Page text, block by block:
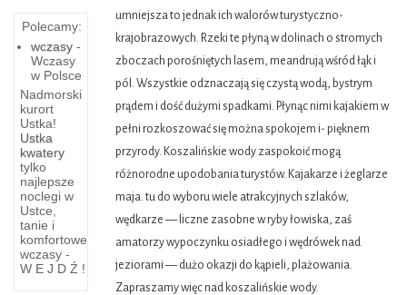
Polecamy:
wczasy -
Wczasy
w Polsce
Nadmorski
kurort
Ustka!
Ustka
kwatery
tylko
najlepsze
noclegi w
Ustce,
tanie i
komfortowe
wczasy -
W E J D Ź !
Łeba
dziś
Dziś
Łeba
staje
się
centrum
umniejsza to jednak ich walorów turystyczno-
krajobrazowych. Rzeki te płyną w dolinach o stromych
zboczach porośniętych lasem, meandrują wśród łąk i
pól. Wszystkie odznaczają się czystą wodą, bystrym
prądem i dość dużymi spadkami. Płynąc nimi kajakiem w
pełni rozkoszować się można spokojem i- pięknem
przyrody. Koszalińskie wody zaspokoić mogą
różnorodne upodobania turystów. Kajakarze i żeglarze
maja. tu do wyboru wiele atrakcyjnych szlaków,
wędkarze — liczne zasobne w ryby łowiska, zaś
amatorzy wypoczynku osiadłego i wędrówek nad
jeziorami — dużo okazji do kąpieli, plażowania.
Zapraszamy więc nad koszalińskie wody.